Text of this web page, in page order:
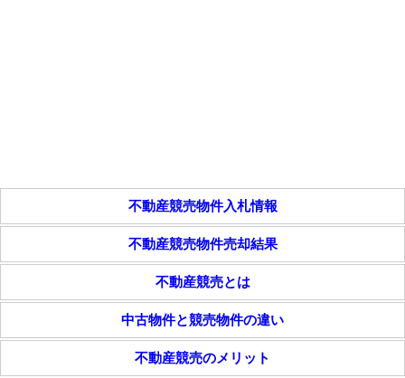
不動産競売物件入札情報
不動産競売物件売却結果
不動産競売とは
中古物件と競売物件の違い
不動産競売のメリット